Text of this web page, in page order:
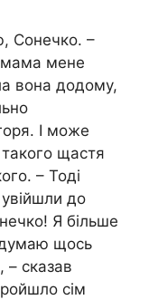
Сонечко. –
мама мене
вона додому,
І може
щастя
– Тоді
до
Я більше
щось
сказав
сім